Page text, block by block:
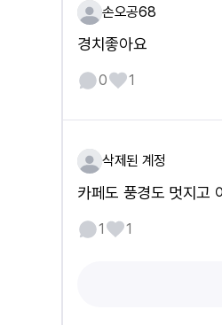
손오공68
경치좋아요
0 1
삭제된 계정
카페도 풍경도 멋지고
1 1